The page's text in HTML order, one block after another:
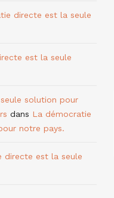
directe est la seule
est la seule
solution pour
dans La démocratie
notre pays.
directe est la seule